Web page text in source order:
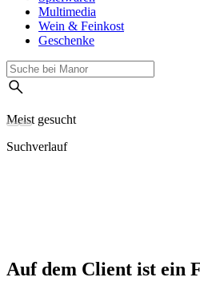
Multimedia
Wein & Feinkost
Geschenke
Meist gesucht
Suchverlauf
Auf dem Client ist ein